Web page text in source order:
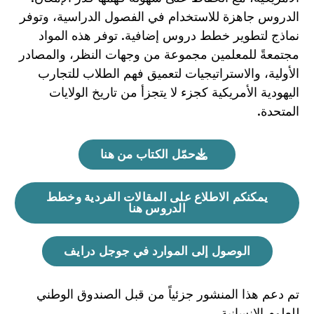
الدروس جاهزة للاستخدام في الفصول الدراسية، وتوفر
نماذج لتطوير خطط دروس إضافية. توفر هذه المواد
مجتمعةً للمعلمين مجموعة من وجهات النظر، والمصادر
الأولية، والاستراتيجيات لتعميق فهم الطلاب للتجارب
اليهودية الأمريكية كجزء لا يتجزأ من تاريخ الولايات
المتحدة.
حمّل الكتاب من هنا
يمكنكم الاطلاع على المقالات الفردية وخطط
الدروس هنا
الوصول إلى الموارد في جوجل درايف
تم دعم هذا المنشور جزئياً من قبل الصندوق الوطني